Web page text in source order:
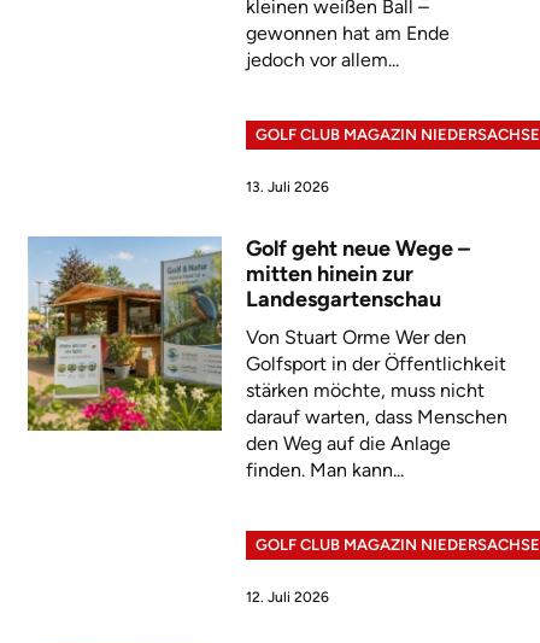
kleinen weißen Ball –
gewonnen hat am Ende
jedoch vor allem...
GOLF CLUB MAGAZIN
13. Juli 2026
Golf geht neue Wege –
mitten hinein zur
Landesgartenschau
Von Stuart Orme Wer den
Golfsport in der Öffentlichkeit
stärken möchte, muss nicht
darauf warten, dass Menschen
den Weg auf die Anlage
finden. Man kann...
GOLF CLUB MAGAZIN
12. Juli 2026